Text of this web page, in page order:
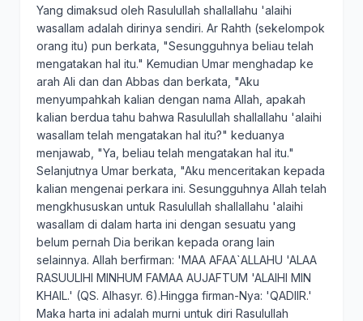
Yang dimaksud oleh Rasulullah shallallahu 'alaihi
wasallam adalah dirinya sendiri. Ar Rahth (sekelompok
orang itu) pun berkata, "Sesungguhnya beliau telah
mengatakan hal itu." Kemudian Umar menghadap ke
arah Ali dan dan Abbas dan berkata, "Aku
menyumpahkah kalian dengan nama Allah, apakah
kalian berdua tahu bahwa Rasulullah shallallahu 'alaihi
wasallam telah mengatakan hal itu?" keduanya
menjawab, "Ya, beliau telah mengatakan hal itu."
Selanjutnya Umar berkata, "Aku menceritakan kepada
kalian mengenai perkara ini. Sesungguhnya Allah telah
mengkhususkan untuk Rasulullah shallallahu 'alaihi
wasallam di dalam harta ini dengan sesuatu yang
belum pernah Dia berikan kepada orang lain
selainnya. Allah berfirman: 'MAA AFAA`ALLAHU 'ALAA
RASUULIHI MINHUM FAMAA AUJAFTUM 'ALAIHI MIN
KHAIL.' (QS. Alhasyr. 6).Hingga firman-Nya: 'QADIIR.'
Maka harta ini adalah murni untuk diri Rasulullah